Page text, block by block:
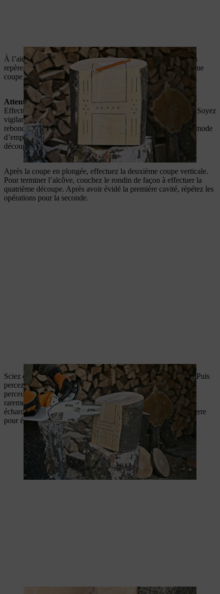
À l’aide d’une tronçonneuse, évidez les alcôves en suivant vos
repères. Commencez par la découpe verticale, puis effectuez une
coupe en plongée pour la découpe horizontale.
Attention :
Effectuez les coupes en plongée lentement et avec précaution. Soyez
vigilant, car cette technique de travail augmente les risques de
rebond. Suivez scrupuleusement les consignes de sécurité du
mode
d’emploi de votre tronçonneuse et n’utilisez cette méthode de
découpe que si êtes familiarisé avec elle.
Après la coupe en plongée, effectuez la deuxième coupe verticale.
Pour terminer l’alcôve, couchez le rondin de façon à effectuer la
quatrième découpe. Après avoir évidé la première cavité, répétez les
opérations pour la seconde.
Sciez quelques rainures dans le rondin en suivant vos repères. Puis
percez quelques trous de 3 à 6 mm de diamètre à l’aide d’une
perceuse dans votre abri à insectes. Les insectes s’aventurent
rarement dans des trous plus importants. Lissez d’éventuelles
échardes sur les flancs de votre habitation avec du papier de verre
pour éviter que les animaux ne se blessent.